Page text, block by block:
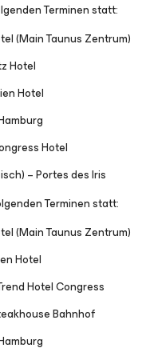
Terminen statt:
(Main Taunus Zentrum)
Hotel
Hotel
Hotel
– Portes des Iris
Terminen statt:
(Main Taunus Zentrum)
Hotel
Hotel Congress
Bahnhof